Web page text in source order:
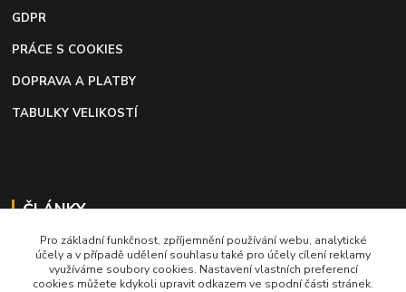
GDPR
PRÁCE S COOKIES
DOPRAVA A PLATBY
TABULKY VELIKOSTÍ
ČLÁNKY
Profi lepidlo na boty a kůži
Moto káva, nejlepší palivo pro motorkáře
Pro základní funkčnost, zpříjemnění používání webu, analytické
účely a v případě udělení souhlasu také pro účely cílení reklamy
využíváme soubory cookies. Nastavení vlastních preferencí
cookies můžete kdykoli upravit odkazem ve spodní části stránek.